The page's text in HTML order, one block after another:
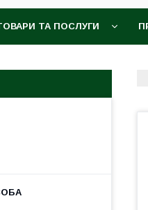
ТА ПОСЛУГИ